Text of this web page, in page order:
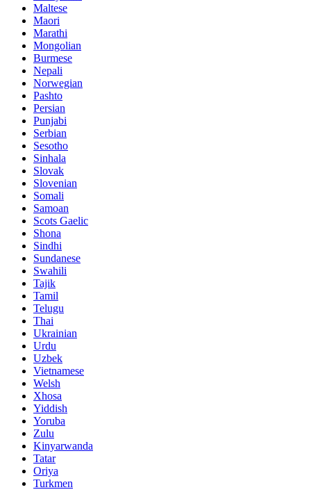
Maltese
Maori
Marathi
Mongolian
Burmese
Nepali
Norwegian
Pashto
Persian
Punjabi
Serbian
Sesotho
Sinhala
Slovak
Slovenian
Somali
Samoan
Scots Gaelic
Shona
Sindhi
Sundanese
Swahili
Tajik
Tamil
Telugu
Thai
Ukrainian
Urdu
Uzbek
Vietnamese
Welsh
Xhosa
Yiddish
Yoruba
Zulu
Kinyarwanda
Tatar
Oriya
Turkmen